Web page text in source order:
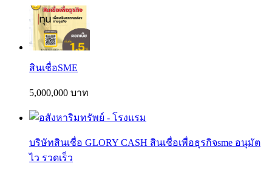
สินเชื่อSME
5,000,000 บาท
บริษัทสินเชื่อ GLORY CASH สินเชื่อเพื่อธุรกิจsme อนุมัต
ไว รวดเร็ว